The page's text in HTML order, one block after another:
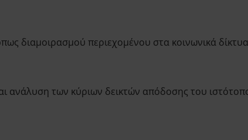
διαμοιρασμού περιεχομένου στα κοινωνικά
ανάλυση των κύριων δεικτών απόδοσης του